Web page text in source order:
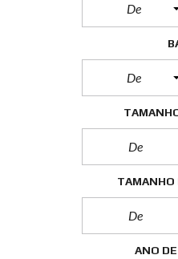
De
De
TAMANHO
ANO